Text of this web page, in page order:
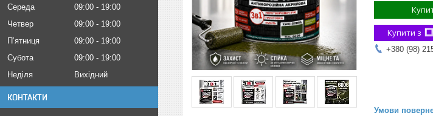
Середа
09:00
19:00
Четвер
09:00
19:00
Пʼятниця
09:00
19:00
Субота
09:00
19:00
Неділя
Вихідний
КОНТАКТИ
Купити з
+380 (98)